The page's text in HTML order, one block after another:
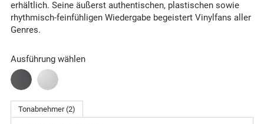
erhältlich. Seine äußerst authentischen, plastischen sowie
rhythmisch-feinfühligen Wiedergabe begeistert Vinylfans aller
Genres.
Ausführung wählen
Tonabnehmer (2)